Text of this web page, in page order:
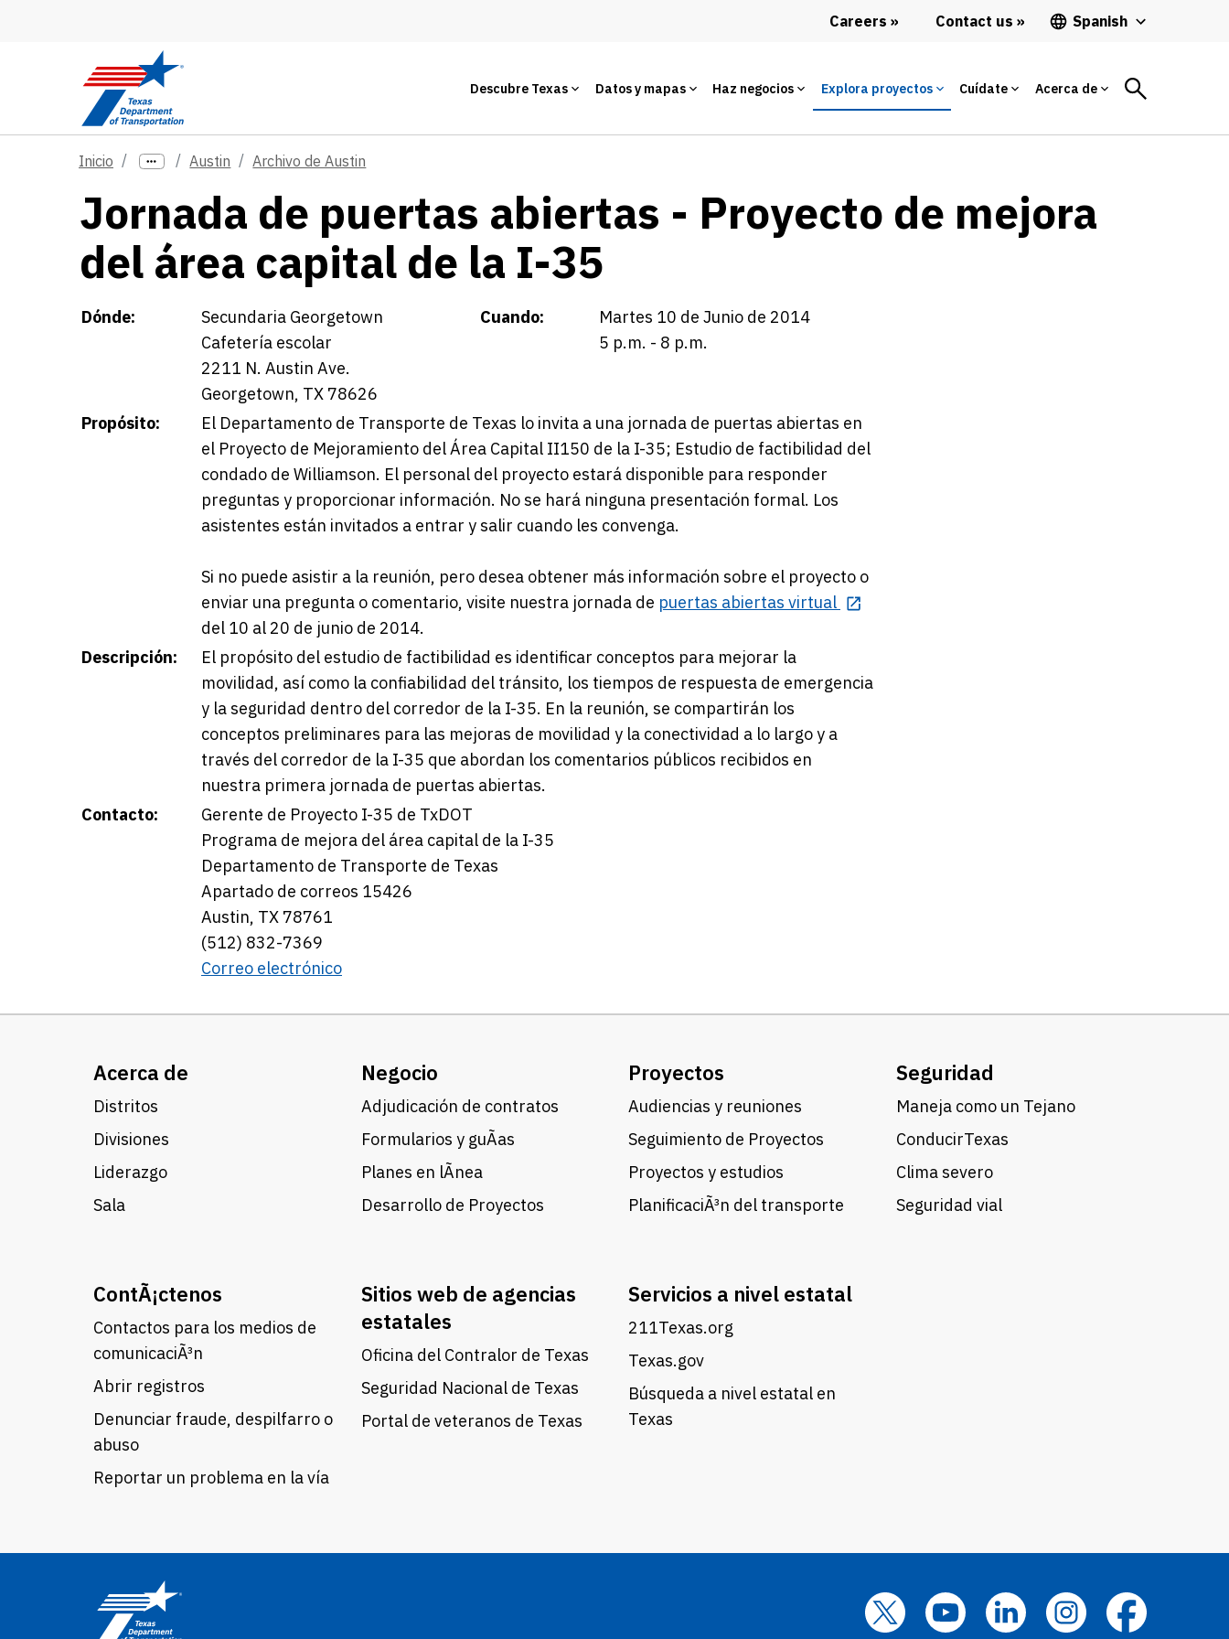
Careers Contact us Spanish
Descubre Texas Datos y mapas Haz negocios Explora proyectos Cuídate Acerca de
Inicio Austin Archivo de Austin
Jornada de puertas abiertas - Proyecto de mejora
del área capital de la I-35
Details
Dónde:
Secundaria Georgetown
Cafetería escolar
2211 N. Austin Ave.
Georgetown, TX 78626
Cuando:
Martes 10 de Junio de 2014
5 p.m. - 8 p.m.
Propósito:
El Departamento de Transporte de Texas lo invita a una jornada de puertas abiertas en
el Proyecto de Mejoramiento del Área Capital II150 de la I-35; Estudio de factibilidad del
condado de Williamson. El personal del proyecto estará disponible para responder
preguntas y proporcionar información. No se hará ninguna presentación formal. Los
asistentes están invitados a entrar y salir cuando les convenga.
Si no puede asistir a la reunión, pero desea obtener más información sobre el proyecto o
enviar una pregunta o comentario, visite nuestra jornada de puertas abiertas virtual
del 10 al 20 de junio de 2014.
Descripción:
El propósito del estudio de factibilidad es identificar conceptos para mejorar la
movilidad, así como la confiabilidad del tránsito, los tiempos de respuesta de emergencia
y la seguridad dentro del corredor de la I-35. En la reunión, se compartirán los
conceptos preliminares para las mejoras de movilidad y la conectividad a lo largo y a
través del corredor de la I-35 que abordan los comentarios públicos recibidos en
nuestra primera jornada de puertas abiertas.
Contacto:
Gerente de Proyecto I-35 de TxDOT
Programa de mejora del área capital de la I-35
Departamento de Transporte de Texas
Apartado de correos 15426
Austin, TX 78761
(512) 832-7369
Correo electrónico
Acerca de
Distritos
Divisiones
Liderazgo
Sala
Negocio
Adjudicación de contratos
Formularios y guÃ­as
Planes en lÃ­nea
Desarrollo de Proyectos
Proyectos
Audiencias y reuniones
Seguimiento de Proyectos
Proyectos y estudios
PlanificaciÃ³n del transporte
Seguridad
Maneja como un Tejano
ConducirTexas
Clima severo
Seguridad vial
ContÃ¡ctenos
Contactos para los medios de
comunicaciÃ³n
Abrir registros
Denunciar fraude, despilfarro o
abuso
Reportar un problema en la vía
Sitios web de agencias
estatales
Oficina del Contralor de Texas
Seguridad Nacional de Texas
Portal de veteranos de Texas
Servicios a nivel estatal
211Texas.org
Texas.gov
Búsqueda a nivel estatal en
Texas